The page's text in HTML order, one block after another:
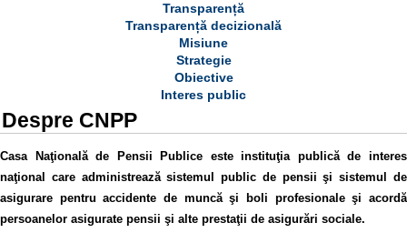
Transparență
Transparență decizională
Misiune
Strategie
Obiective
Interes public
Despre CNPP
Casa Naţională de Pensii Publice este instituţia publică de interes
naţional care administrează sistemul public de pensii şi sistemul de
asigurare pentru accidente de muncă şi boli profesionale şi acordă
persoanelor asigurate pensii şi alte prestaţii de asigurări sociale.